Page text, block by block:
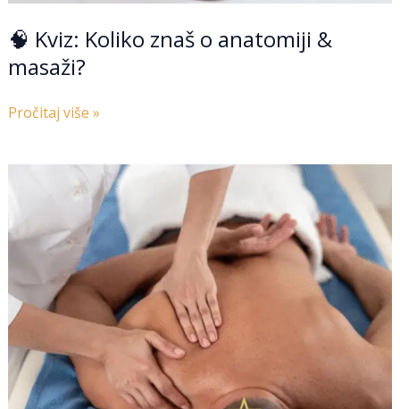
🧠 Kviz: Koliko znaš o anatomiji &
masaži?
Pročitaj više »
Medicinska
više
opuštanja
🌟